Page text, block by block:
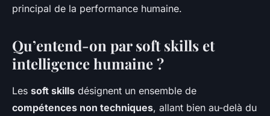
principal de la performance humaine.
Qu’entend-on par soft skills et
intelligence humaine ?
Les soft skills désignent un ensemble de
compétences non techniques, allant bien au-delà du